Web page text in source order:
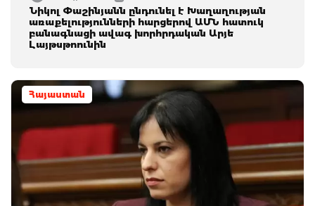
Նիկոլ Փաշինյանն ընդունել է Խաղաղության
առաքելությունների հարցերով ԱՄՆ հատուկ
բանագնացի ավագ խորհրդական Արյե
Լայթսթոունին
Հայաստան